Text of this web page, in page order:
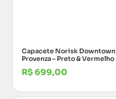
Capacete Norisk Downtown
Provenza – Preto & Vermelho
R$699,00